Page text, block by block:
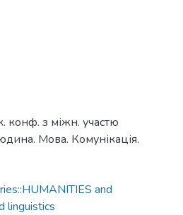
конф. з міжн. участю
Мова. Комунікація.
and
linguistics